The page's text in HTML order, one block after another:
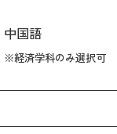
中国語
※経済学科のみ選択可